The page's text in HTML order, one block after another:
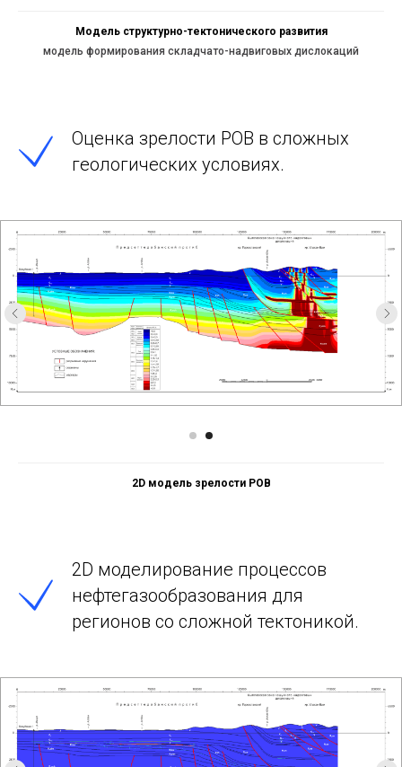
Модель структурно-тектонического развития
модель формирования складчато-надвиговых дислокаций
Оценка зрелости РОВ в сложных
геологических условиях.
2D модель зрелости РОВ
2D моделирование процессов
нефтегазообразования для
регионов со сложной тектоникой.